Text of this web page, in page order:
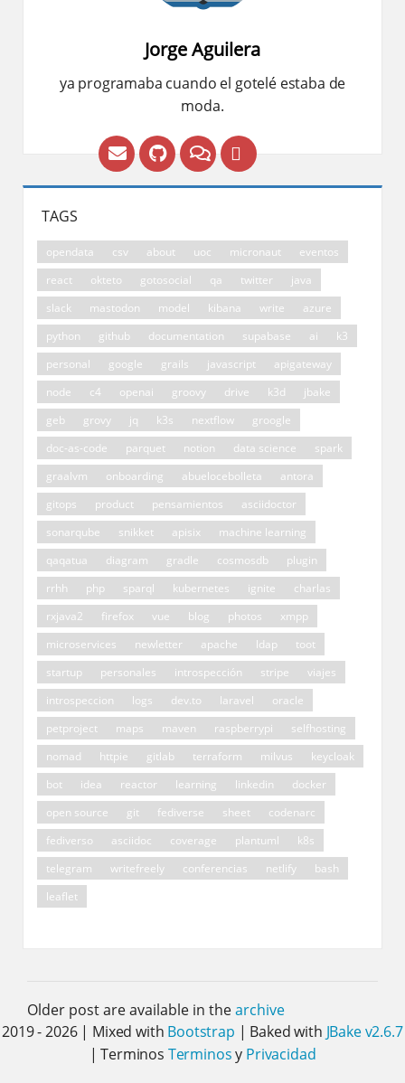
Jorge Aguilera
ya programaba cuando el gotelé estaba de
moda.
TAGS
opendata csv about uoc micronaut
eventos
react
okteto gotosocial qa twitter
java
slack
mastodon model kibana write
azure
python
github documentation supabase ai
k3
personal
google grails javascript
apigateway
node
c4 openai groovy drive k3d
jbake
geb
grovy jq k3s nextflow
groogle
doc-as-code
parquet notion data science
spark
graalvm
onboarding abuelocebolleta
antora
gitops
product pensamientos
asciidoctor
sonarqube
snikket apisix
machine learning
qaqatua
diagram gradle cosmosdb
plugin
rrhh
php sparql kubernetes ignite
charlas
rxjava2
firefox vue blog photos
xmpp
microservices
newletter apache ldap
toot
startup
personales introspección stripe
viajes
introspeccion
logs dev.to laravel
oracle
petproject
maps maven raspberrypi
selfhosting
nomad
httpie gitlab terraform milvus
keycloak
bot
idea reactor learning linkedin
docker
open source
git fediverse sheet
codenarc
fediverso
asciidoc coverage plantuml
k8s
telegram
writefreely conferencias netlify
bash
leaflet
Older post are available in thearchive
2019 - 2026 | Mixed with Bootstrap | Baked with JBake v2.6.7
| Terminos Terminosy Privacidad